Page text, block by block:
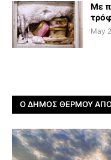
Με
May
Ο ΔΉΜΟΣ ΘΈΡΜΟΥ